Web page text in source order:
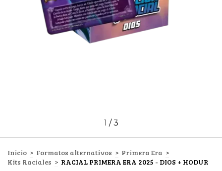
1 /3
Inicio > Formatos alternativos > Primera Era >
Kits Raciales > RACIAL PRIMERA ERA 2025 - DIOS + HODUR